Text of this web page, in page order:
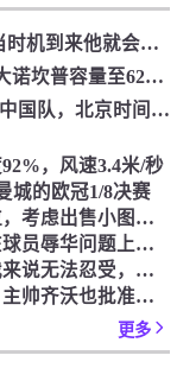
经纪人：法比安未来会重返贝蒂斯，当时机到来他就会有所行动
世体：巴萨期待本周获得C1许可，扩大诺坎普容量至62000人
2026女足亚洲杯B组第三轮：朝鲜队vs中国队，北京时间3月9日17:00
，风速3.4米/秒
城的欧冠1/8决赛
隆加里：国米今夏将留住齐沃和巴雷拉，考虑出售小图拉姆和恰20
中国蓝新闻评赫伊森事件：皇马不应在球员辱华问题上当鸵鸟
萨默尔：当时我在国米被弃用，这对我来说无法忍受，所以选择离队
罗马诺：国米与迪亚比谈妥个人条款，主帅齐沃也批准了这笔交易
更多